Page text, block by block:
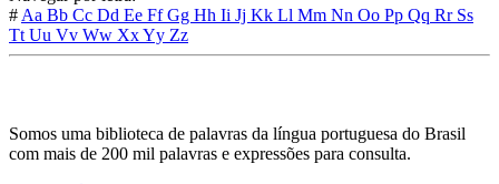
# Aa Bb Cc Dd Ee FfGg Hh Ii Jj Kk Ll Mm Nn Oo Pp Qq Rr Ss
Tt Uu Vv Ww XxYy Zz
Somos uma biblioteca de palavras da língua portuguesa do Brasil
com mais de 200 mil palavras e expressões para consulta.